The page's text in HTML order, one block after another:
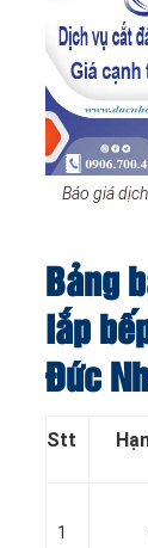
Báo giá
Bảng
lắp
Đức
Stt
1